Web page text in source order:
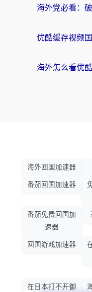
海外回国加速器
番茄回国加速器
番茄免费回国加
速器
回国游戏加速器
在日本打不开御